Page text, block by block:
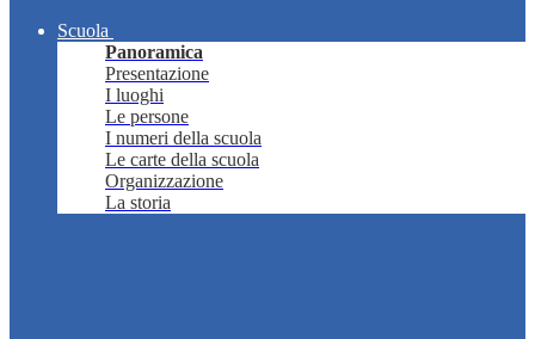
Scuola
Panoramica
Presentazione
I luoghi
Le persone
I numeri della scuola
Le carte della scuola
Organizzazione
La storia